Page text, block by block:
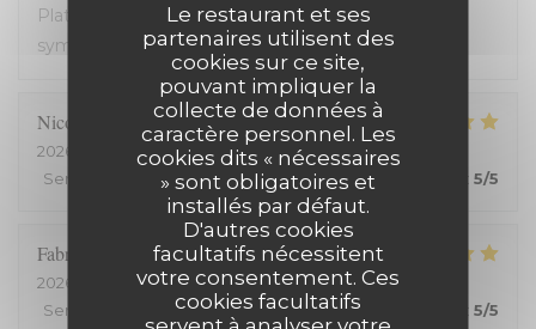
Le restaurant et ses
partenaires utilisent des
cookies sur ce site,
pouvant impliquer la
collecte de données à
caractère personnel. Les
cookies dits « nécessaires
» sont obligatoires et
installés par défaut.
D'autres cookies
facultatifs nécessitent
votre consentement. Ces
cookies facultatifs
servent à analyser votre
Plats avec des produits frais. Très bon. Accueil très
sympathique. Service efficace. On en redemande !
Nicolas
2026-08-03
- 19:15 - Couverts 2
Service
Ambiance :5/5 Cuisine:5/5 Qualité / Prix 5/5
Fabrice
2026-07-25
- 20:00 - Couverts 2
Service
Ambiance:5/5 Cuisine: 5/5 5/5